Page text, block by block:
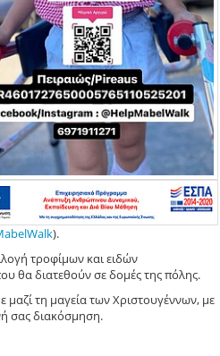
).
τροφίμων και ειδών
θα διατεθούν σε δομές της πόλης.
μαζί τη μαγεία των Χριστουγέννων, με
σας διακόσμηση.